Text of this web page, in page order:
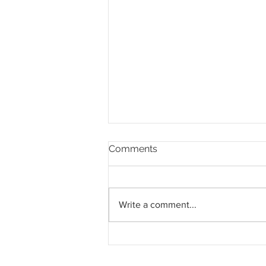
Comments
Write a comment...